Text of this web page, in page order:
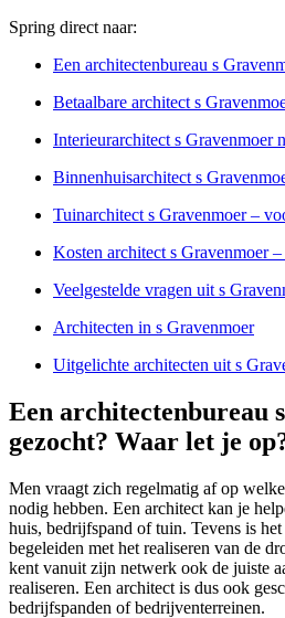
Spring direct naar:
Een architectenbureau s
Betaalbare architect s
Interieurarchitect s Gravenmoer
Binnenhuisarchitect s
Tuinarchitect s Gravenmoer –
Kosten architect s Gravenmoer
Veelgestelde vragen uit s
Architecten in s Gravenmoer
Uitgelichte architecten uit s
Een architectenbureau
gezocht? Waar let je
Men vraagt zich regelmatig af op
nodig hebben. Een architect kan je
huis, bedrijfspand of tuin. Tevens is
begeleiden met het realiseren van de
kent vanuit zijn netwerk ook de juiste
realiseren. Een architect is dus ook
bedrijfspanden of bedrijventerreinen.